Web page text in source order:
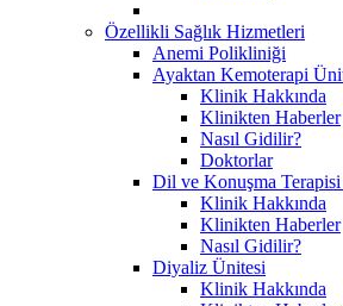
Özellikli Sağlık Hizmetleri
Anemi Polikliniği
Ayaktan Kemoterapi
Klinik Hakkında
Klinikten Haberler
Nasıl Gidilir?
Doktorlar
Dil ve Konuşma
Klinik Hakkında
Klinikten Haberler
Nasıl Gidilir?
Diyaliz Ünitesi
Klinik Hakkında